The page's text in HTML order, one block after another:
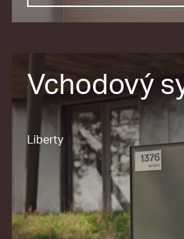
Vchodový
Liberty